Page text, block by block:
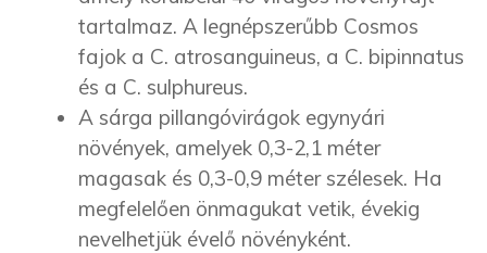
tartalmaz. A legnépszerűbb Cosmos
fajok a C. atrosanguineus, a C. bipinnatus
és a C. sulphureus.
A sárga pillangóvirágok egynyári
növények, amelyek 0,3-2,1 méter
magasak és 0,3-0,9 méter szélesek. Ha
megfelelően önmagukat vetik, évekig
nevelhetjük évelő növényként.